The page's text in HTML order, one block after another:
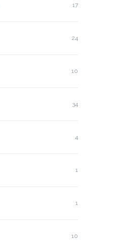
17
24
10
34
4
1
1
10